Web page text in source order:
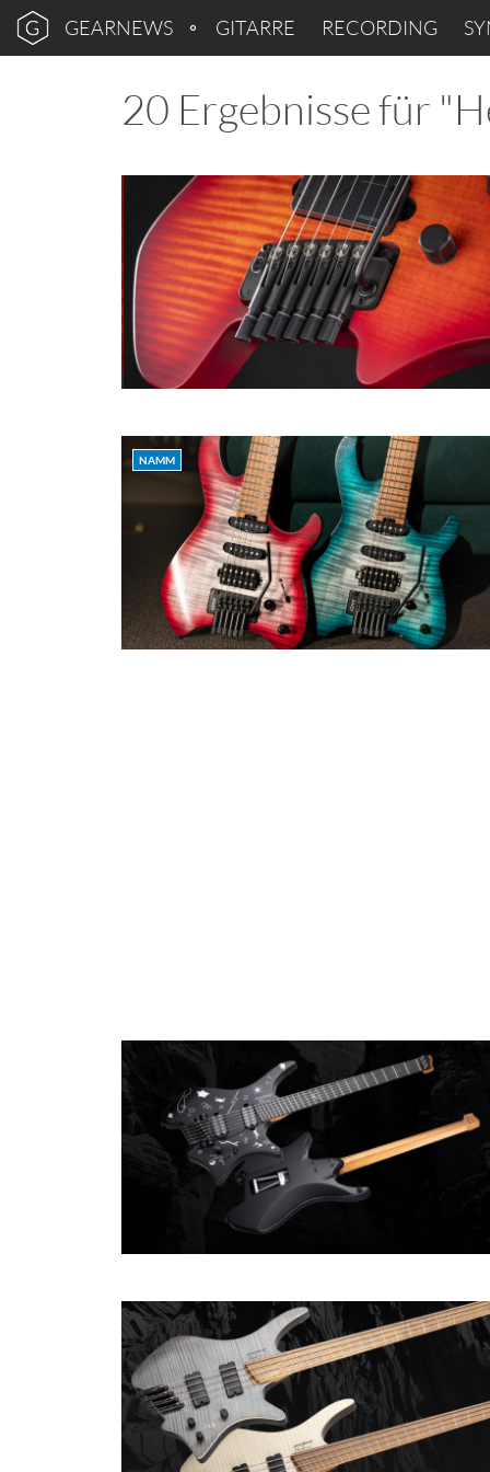
GEARNEWS GITARRE RECORDING
20 Ergebnisse für
NAMM